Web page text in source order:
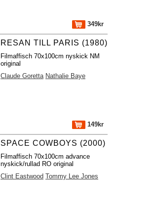
349kr
RESAN TILL PARIS (1980)
Filmaffisch 70x100cm nyskick NM
original
Claude Goretta Nathalie Baye
149kr
SPACE COWBOYS (2000)
Filmaffisch 70x100cm advance
nyskick/rullad RO original
Clint Eastwood Tommy Lee Jones